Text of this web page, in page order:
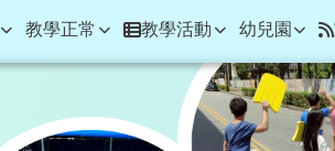
教學正常 教學活動 幼兒園